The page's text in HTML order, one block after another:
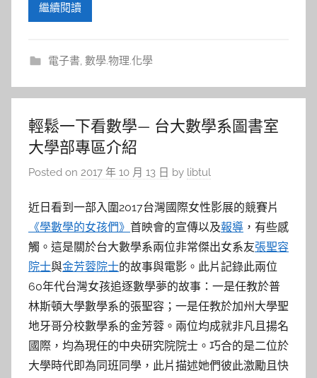
繼續閱讀
電子書, 數學.物理.化學
輕鬆一下看數學— 台大數學系圖書室
大學部專區介紹
Posted on 2017 年 10 月 13 日 by libtul
近日看到一部入圍2017台灣國際女性影展的競賽片
《學數學的女孩們》 首映會的宣傳以及報導 ，有些感
觸。這是關於台大數學系兩位非常傑出女系友張聖容
院士與金芳蓉院士的故事與電影。此片記錄此兩位
60年代台灣女孩追逐數學夢的故事：一是任教於普
林斯頓大學數學系的張聖容；一是任教於加州大學聖
地牙哥分校數學系的金芳蓉。兩位均成就非凡且揚名
國際，均為現任的中央研究院院士。巧合的是二位於
大學時代即為同班同學，此片描述她們彼此激勵且快